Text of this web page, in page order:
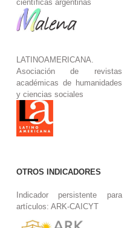
científicas argentinas
LATINOAMERICANA.
Asociación de revistas
académicas de humanidades
y ciencias sociales
OTROS INDICADORES
Indicador persistente para
artículos: ARK-CAICYT